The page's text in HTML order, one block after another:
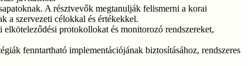
A résztvevők megtanulják felismerni a korai
a szervezeti célokkal és értékekkel.
protokollokat és monitorozó rendszereket,
fenntartható implementációjának biztosításához, rendszeres